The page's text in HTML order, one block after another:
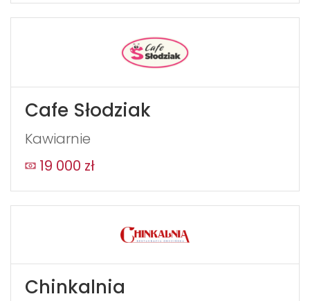
Cafe Słodziak
Kawiarnie
19 000 zł
Chinkalnia